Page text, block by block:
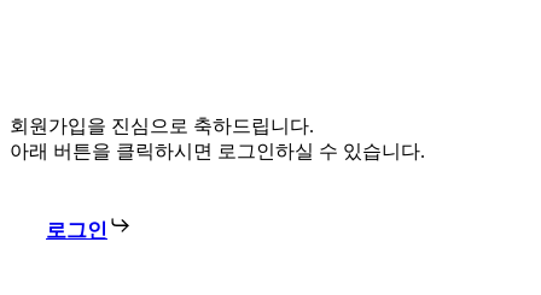
회원가입을 진심으로 축하드립니다.
아래 버튼을 클릭하시면 로그인하실 수 있습니다.
로그인